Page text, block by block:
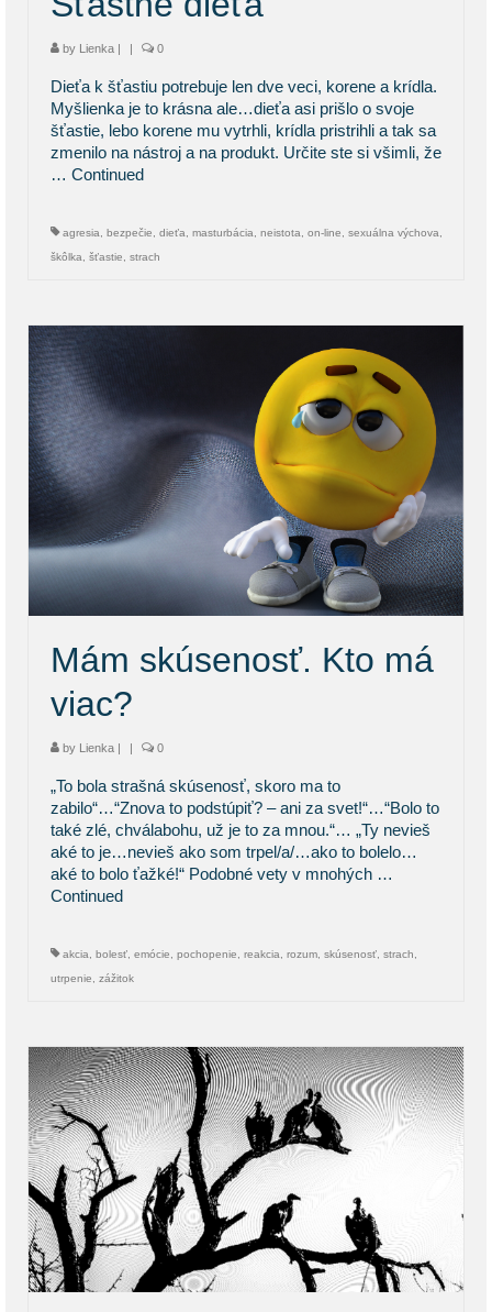
by Lienka | | 0
Dieťa k šťastiu potrebuje len dve veci, korene a krídla.
Myšlienka je to krásna ale…dieťa asi prišlo o svoje
šťastie, lebo korene mu vytrhli, krídla pristrihli a tak sa
zmenilo na nástroj a na produkt. Určite ste si všimli, že
… Continued
agresia bezpečie dieťa masturbácia neistota on-line sexuálna výchova
škôlka
šťastie strach
Mám skúsenosť. Kto má
viac?
by Lienka | | 0
„To bola strašná skúsenosť, skoro ma to
zabilo“…“Znova to podstúpiť? – ani za svet!“…“Bolo to
také zlé, chválabohu, už je to za mnou.“… „Ty nevieš
aké to je…nevieš ako som trpel/a/…ako to bolelo…
aké to bolo ťažké!“ Podobné vety v mnohých …
Continued
akcia bolesť emócie pochopenie reakcia rozum skúsenosť strach
utrpenie
zážitok